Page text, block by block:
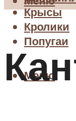
Крысы
Кролики
Попугаи
Меню